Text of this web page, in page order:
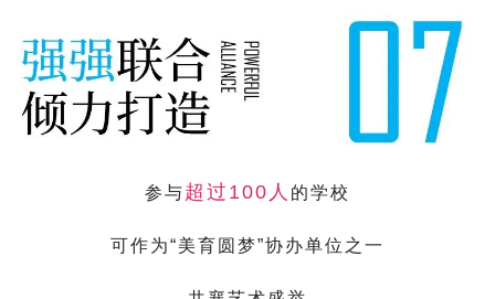
参与超过100人 的学校
可作为“美育圆梦”协办单位之一